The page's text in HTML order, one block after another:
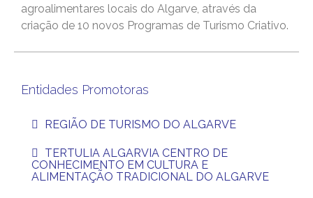
agroalimentares locais do Algarve, através da
criação de 10 novos Programas de Turismo Criativo.
Entidades Promotoras
REGIÃO DE TURISMO DO ALGARVE
TERTULIA ALGARVIA CENTRO DE
CONHECIMENTO EM CULTURA E
ALIMENTAÇÃO TRADICIONAL DO ALGARVE